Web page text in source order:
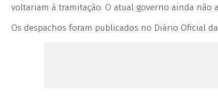
voltariam à tramitação. O atual governo ainda não
Os despachos foram publicados no Diário Oficial